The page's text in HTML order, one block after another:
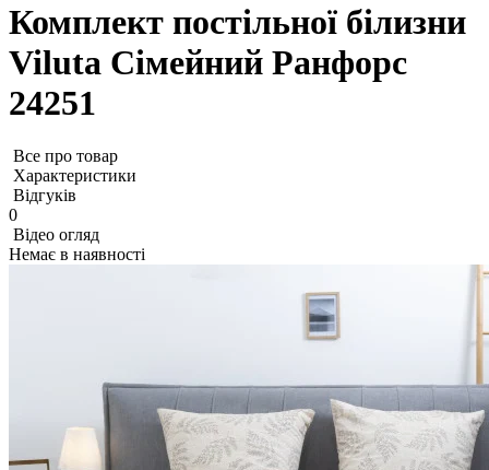
Комплект постільної білизни
Viluta Сімейний Ранфорс
24251
Все про товар
Характеристики
Відгуків
0
Відео огляд
Немає в наявності